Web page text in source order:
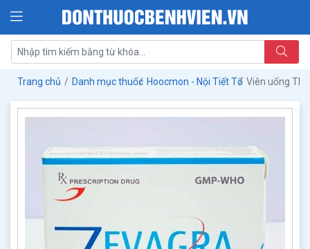
Trang chủ Danh mục thuốc Hoocmon - Nội Tiết Tố Viên uống